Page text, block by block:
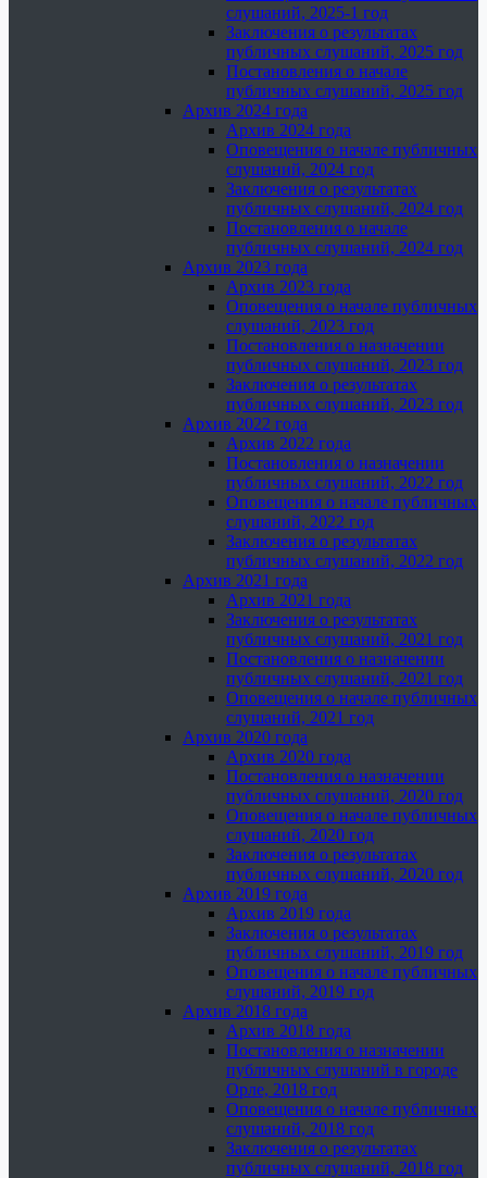
слушаний, 2025-1 год
Заключения о результатах
публичных слушаний, 2025 год
Постановления о начале
публичных слушаний, 2025 год
Архив 2024 года
Архив 2024 года
Оповещения о начале публичных
слушаний, 2024 год
Заключения о результатах
публичных слушаний, 2024 год
Постановления о начале
публичных слушаний, 2024 год
Архив 2023 года
Архив 2023 года
Оповещения о начале публичных
слушаний, 2023 год
Постановления о назначении
публичных слушаний, 2023 год
Заключения о результатах
публичных слушаний, 2023 год
Архив 2022 года
Архив 2022 года
Постановления о назначении
публичных слушаний, 2022 год
Оповещения о начале публичных
слушаний, 2022 год
Заключения о результатах
публичных слушаний, 2022 год
Архив 2021 года
Архив 2021 года
Заключения о результатах
публичных слушаний, 2021 год
Постановления о назначении
публичных слушаний, 2021 год
Оповещения о начале публичных
слушаний, 2021 год
Архив 2020 года
Архив 2020 года
Постановления о назначении
публичных слушаний, 2020 год
Оповещения о начале публичных
слушаний, 2020 год
Заключения о результатах
публичных слушаний, 2020 год
Архив 2019 года
Архив 2019 года
Заключения о результатах
публичных слушаний, 2019 год
Оповещения о начале публичных
слушаний, 2019 год
Архив 2018 года
Архив 2018 года
Постановления о назначении
публичных слушаний в городе
Орле, 2018 год
Оповещения о начале публичных
слушаний, 2018 год
Заключения о результатах
публичных слушаний, 2018 год